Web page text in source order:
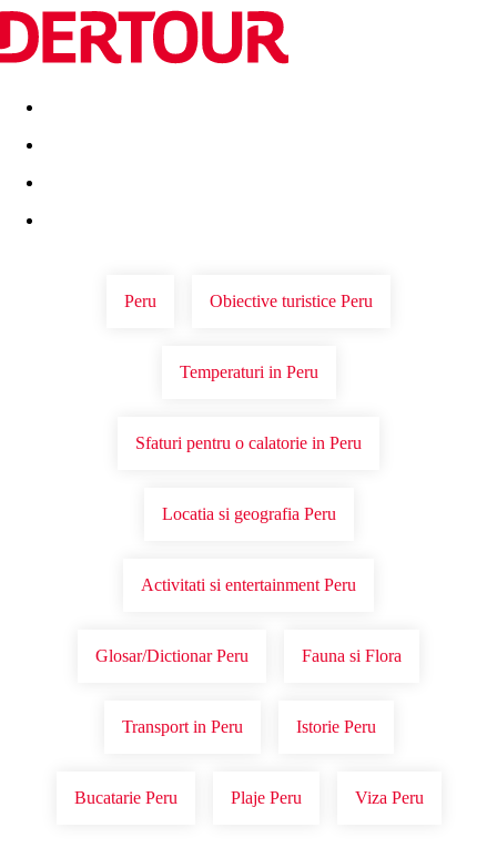
Destinatii Vacanta perfecta OFERTE DE NERATAT
Peru Obiective turistice Peru
Temperaturi in Peru
Sfaturi pentru o calatorie in Peru
Locatia si geografia Peru
Activitati si entertainment Peru
Glosar/Dictionar Peru Fauna si Flora
Transport in Peru Istorie Peru
Bucatarie Peru Plaje Peru Viza Peru